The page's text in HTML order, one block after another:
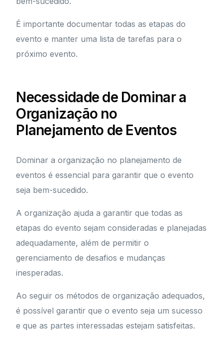
É importante documentar todas as etapas do
evento e manter uma lista de tarefas para o
próximo evento.
Necessidade de Dominar a
Organização no
Planejamento de Eventos
Dominar a organização no planejamento de
eventos é essencial para garantir que o evento
seja bem-sucedido.
A organização ajuda a garantir que todas as
etapas do evento sejam consideradas e planejadas
adequadamente, além de permitir o
gerenciamento de desafios e mudanças
inesperadas.
Ao seguir os métodos de organização adequados,
é possível garantir que o evento seja um sucesso
e que as partes interessadas estejam satisfeitas.